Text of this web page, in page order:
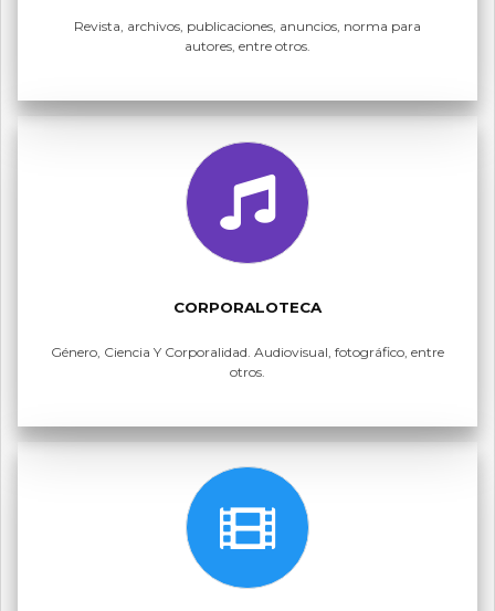
Revista, archivos, publicaciones, anuncios, norma para
autores, entre otros.
CORPORALOTECA
Género, Ciencia Y Corporalidad. Audiovisual, fotográfico, entre
otros.